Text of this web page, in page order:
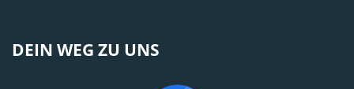
DEIN WEG ZU UNS